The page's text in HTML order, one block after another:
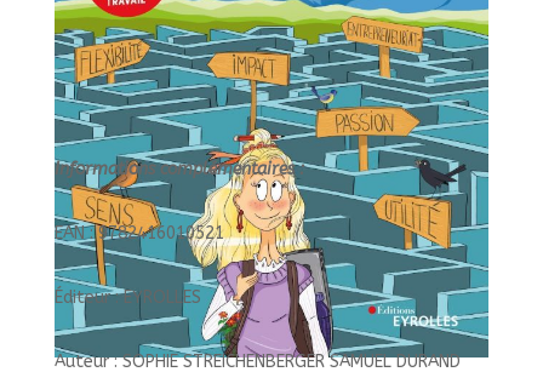
Informations complémentaires :
EAN : 9782416010521
Éditeur : EYROLLES
Auteur : SOPHIE STREICHENBERGER SAMUEL DURAND